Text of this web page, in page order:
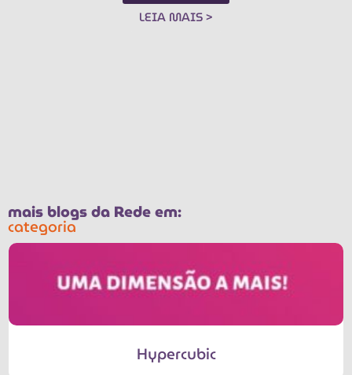
LEIA MAIS >
mais blogs da Rede em:
categoria
Hypercubic